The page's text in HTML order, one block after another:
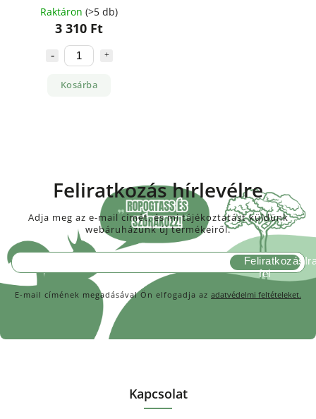
Raktáron (>5 db)
3 310 Ft
Kosárba
Kapcsolat
Feliratkozás hírlevélre
Adja meg az e-mail címét, és mi tájékoztatást küldünk
webáruházunk új termékeiről.
E-mail címének megadásával Ön elfogadja az adatvédelmi feltételeket.
Feliratkozás